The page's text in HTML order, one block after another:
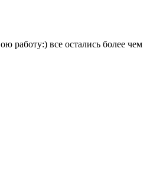
работу:) все остались более чем